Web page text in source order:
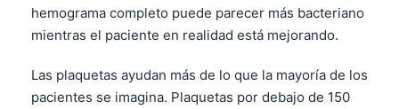
hemograma completo puede parecer más bacteriano
mientras el paciente en realidad está mejorando.
Las plaquetas ayudan más de lo que la mayoría de los
pacientes se imagina. Plaquetas por debajo de 150